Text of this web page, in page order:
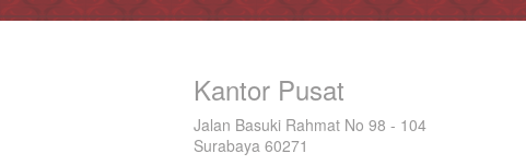
Kantor Pusat
Jalan Basuki Rahmat No 98 - 104
Surabaya 60271